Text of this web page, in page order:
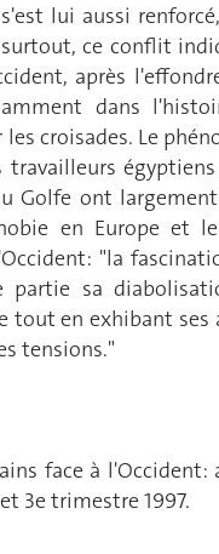
lui aussi
ce conflit
après
dans
croisades. Le
travailleurs
Golfe ont
en Europe et
"la
partie sa
tout en exhibant
tensions."
face à
3e trimestre 1997.